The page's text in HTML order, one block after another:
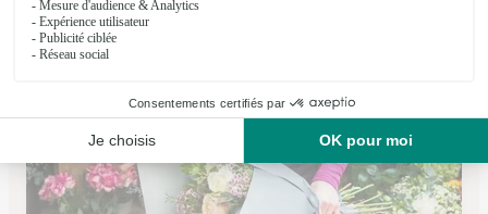
★★★★★4.7 (37)
3 rue du maréchal Leclerc